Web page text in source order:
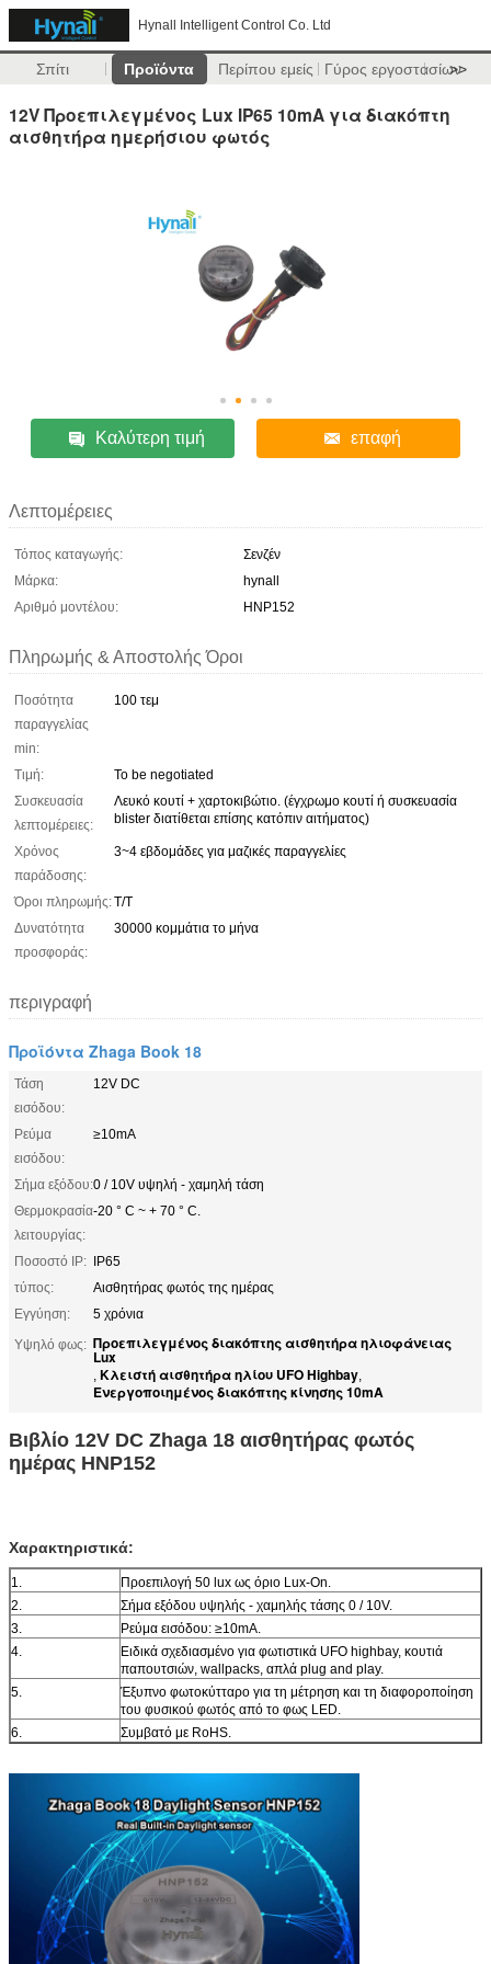
Hynall Intelligent Control Co. Ltd
Σπίτι Προϊόντα Περίπου εμείς Γύρος εργοστασίων
>>
12V Προεπιλεγμένος Lux IP65 10mA για διακόπτη
αισθητήρα ημερήσιου φωτός
Καλύτερη τιμή επαφή
Λεπτομέρειες
Τόπος καταγωγής:
Σενζέν
Μάρκα:
hynall
Αριθμό μοντέλου:
HNP152
Πληρωμής & Αποστολής Όροι
Ποσότητα
παραγγελίας
min:
100 τεμ
Τιμή:
To be negotiated
Συσκευασία
λεπτομέρειες:
Λευκό κουτί + χαρτοκιβώτιο. (έγχρωμο κουτί ή συσκευασία
blister διατίθεται επίσης κατόπιν αιτήματος)
Χρόνος
παράδοσης:
3~4 εβδομάδες για μαζικές παραγγελίες
Όροι πληρωμής:Τ/Τ
Δυνατότητα
προσφοράς:
30000 κομμάτια το μήνα
περιγραφή
Προϊόντα Zhaga Book 18
Τάση
εισόδου:
12V DC
Ρεύμα
εισόδου:
≥10mA
Σήμα εξόδου:0 / 10V υψηλή - χαμηλή τάση
Θερμοκρασία
λειτουργίας:
-20 ° C ~ + 70 ° C.
Ποσοστό IP: IP65
τύπος:
Αισθητήρας φωτός της ημέρας
Εγγύηση:
5 χρόνια
Υψηλό φως: Προεπιλεγμένος διακόπτης αισθητήρα ηλιοφάνειας
Lux
, Κλειστή αισθητήρα ηλίου UFO Highbay,
Ενεργοποιημένος διακόπτης κίνησης 10mA
Βιβλίο 12V DC Zhaga 18 αισθητήρας φωτός
ημέρας HNP152
Χαρακτηριστικά:
1.
Προεπιλογή 50 lux ως όριο Lux-On.
2.
Σήμα εξόδου υψηλής - χαμηλής τάσης 0 / 10V.
3.
Ρεύμα εισόδου: ≥10mA.
4.
Ειδικά σχεδιασμένο για φωτιστικά UFO highbay, κουτιά
παπουτσιών, wallpacks, απλά plug and play.
5.
Έξυπνο φωτοκύτταρο για τη μέτρηση και τη διαφοροποίηση
του φυσικού φωτός από το φως LED.
6.
Συμβατό με RoHS.